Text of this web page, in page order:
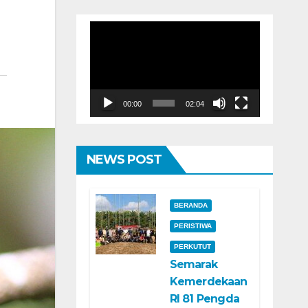
00:00 02:04
NEWS POST
BERANDA
PERISTIWA
PERKUTUT
Semarak
Kemerdekaan
RI 81 Pengda